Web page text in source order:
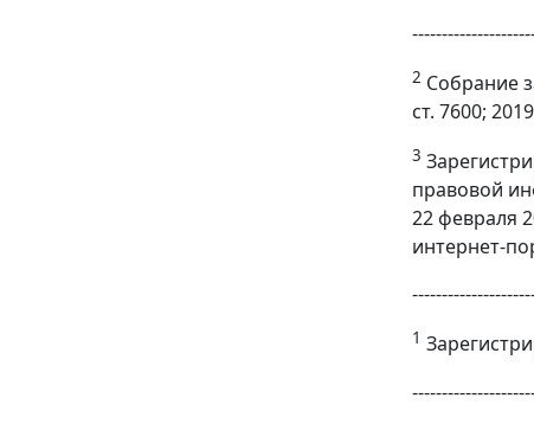
2 Собрание
ст. 7600;
3
правовой
22 февраля
интернет-
1